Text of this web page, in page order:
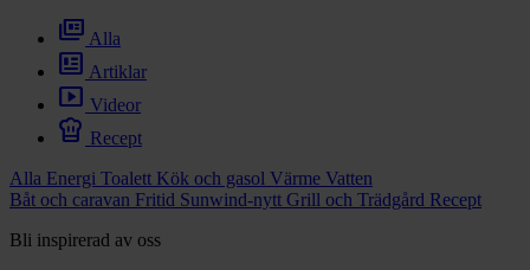
Grill & Fritid
Lacanche
Reservdelar
full_coverage Alla
newsmode Artiklar
smart_display Videor
chef_hat Recept
Alla Energi Toalett Kök och gasol Värme Vatten
Båt och caravan Fritid Sunwind-nytt Grill och Trädgård Recept
Bli inspirerad av oss